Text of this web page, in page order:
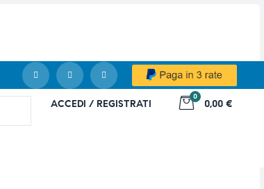
ACCEDI / REGISTRATI
0
0,00 €